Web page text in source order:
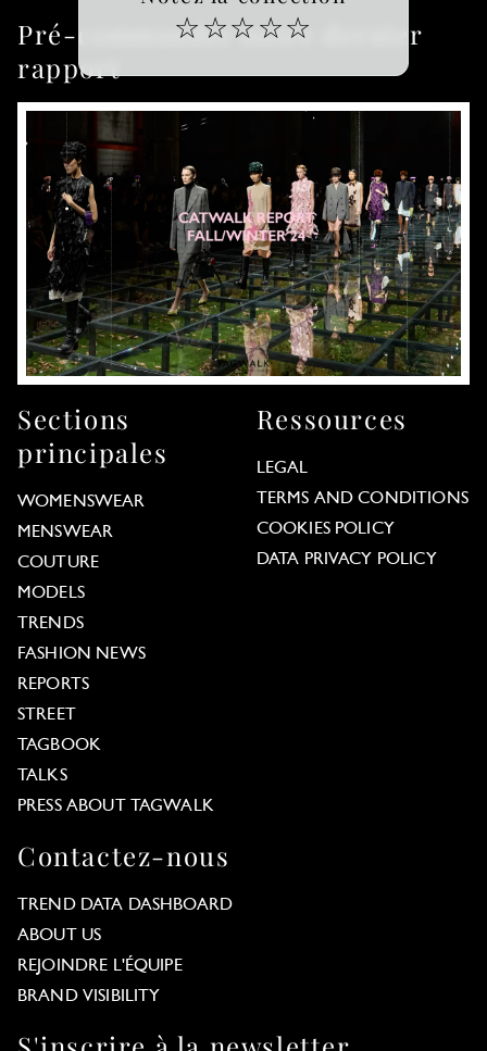
☆ ☆☆ ☆☆
Pré-commander notre dernier
rapport
Sections
principales
WOMENSWEAR
MENSWEAR
COUTURE
MODELS
TRENDS
FASHION NEWS
REPORTS
STREET
TAGBOOK
TALKS
PRESS ABOUT TAGWALK
Ressources
LEGAL
TERMS AND CONDITIONS
COOKIES POLICY
DATA PRIVACY POLICY
Contactez-nous
TREND DATA DASHBOARD
ABOUT US
REJOINDRE L'ÉQUIPE
BRAND VISIBILITY